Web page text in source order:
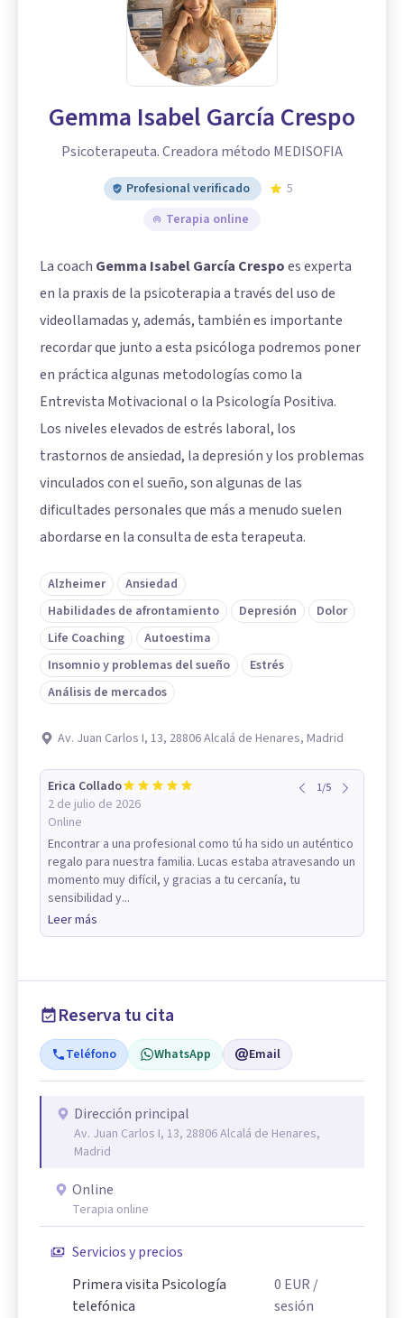
Gemma Isabel García Crespo
Psicoterapeuta. Creadora método MEDISOFIA
Profesional verificado
5
Terapia online
La coach Gemma Isabel García Crespoes experta
en la praxis de la psicoterapia a través del uso de
videollamadas y, además, también es importante
recordar que junto a esta psicóloga podremos poner
en práctica algunas metodologías como la
Entrevista Motivacional o la Psicología Positiva.
Los niveles elevados de estrés laboral, los
trastornos de ansiedad, la depresión y los problemas
vinculados con el sueño, son algunas de las
dificultades personales que más a menudo suelen
abordarse en la consulta de esta terapeuta.
Alzheimer
Ansiedad
Habilidades de afrontamiento
Depresión
Dolor
Life Coaching
Autoestima
Insomnio y problemas del sueño
Estrés
Análisis de mercados
Av. Juan Carlos I, 13, 28806 Alcalá de Henares, Madrid
Erica Collado
2 de julio de 2026
Online
1/5
Encontrar a una profesional como tú ha sido un auténtico
regalo para nuestra familia. Lucas estaba atravesando un
momento muy difícil, y gracias a tu cercanía, tu
sensibilidad y...
Leer más
Reserva tu cita
Teléfono WhatsApp Email
Dirección principal
Av. Juan Carlos I, 13, 28806 Alcalá de Henares,
Madrid
Online
Terapia online
Servicios y precios
Primera visita Psicología
telefónica
0 EUR /
sesión